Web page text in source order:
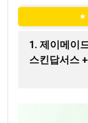
★
1. 제이메이
스킨답서스